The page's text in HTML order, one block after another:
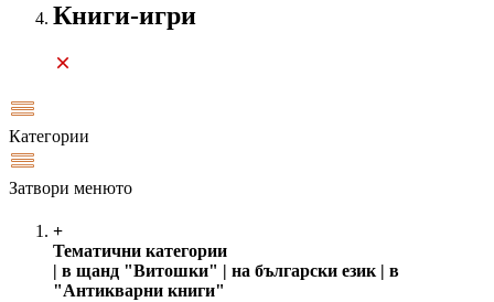
Книги-игри
Категории
Затвори менюто
+
Тематични категории
| в щанд "Витошки" | на български език | в
"Антикварни книги"